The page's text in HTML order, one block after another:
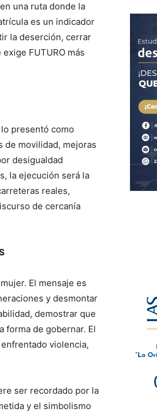
una ruta donde la
es un indicador
la deserción, cerrar
FUTURO más
presentó como
de movilidad, mejoras
desigualdad
la ejecución será la
reales,
de cercanía
El mensaje es
y desmontar
demostrar que
forma de gobernar. El
violencia,
ser recordado por la
y el simbolismo